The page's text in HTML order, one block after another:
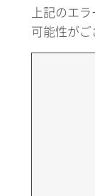
上記のエ
可能性がご